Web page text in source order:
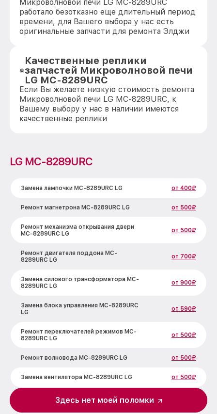
Микроволновой печи LG MC-8289URC
работало безотказно еще длительный период
времени, для Вашего выбора у нас есть
оригинальные запчасти для ремонта Элджи
Качественные реплики
запчастей Микроволновой печи
LG MC-8289URC
Если Вы желаете низкую стоимость ремонта
Микроволновой печи LG MC-8289URC, к
Вашему выбору у нас в наличии имеются
качественные реплики
LG MC-8289URC
Замена лампочки MC-8289URC LG от 400₽
Ремонт магнетрона MC-8289URC LG от 500₽
Ремонт механизма открывания двери
MC-8289URC LG
от 500₽
Ремонт двигателя поддона MC-
8289URC LG
от 700₽
Замена силового трансформатора MC-
8289URC LG
от 900₽
Замена блока управления MC-8289URC
LG
от 590₽
Ремонт переключателей режимов MC-
8289URC LG
от 500₽
Ремонт волновода MC-8289URC LG от 500₽
Замена вентилятора MC-8289URC LG от 500₽
Замена ТЭН MC-8289URC LG
Здесь нет моей поломки